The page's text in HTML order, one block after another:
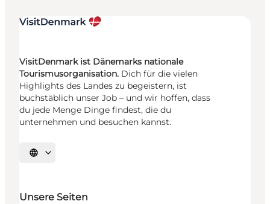
VisitDenmark ist Dänemarks nationale
Tourismusorganisation. Dich für die vielen
Highlights des Landes zu begeistern, ist
buchstäblich unser Job – und wir hoffen, dass
du jede Menge Dinge findest, die du
unternehmen und besuchen kannst.
Sprache auswählen
Unsere Seiten